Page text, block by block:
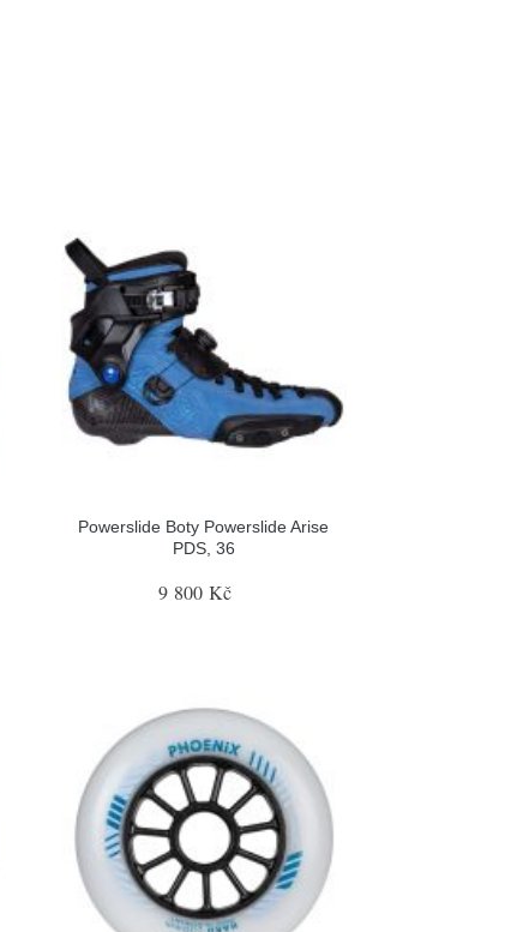
Powerslide Boty Powerslide Arise
PDS, 36
9 800 Kč